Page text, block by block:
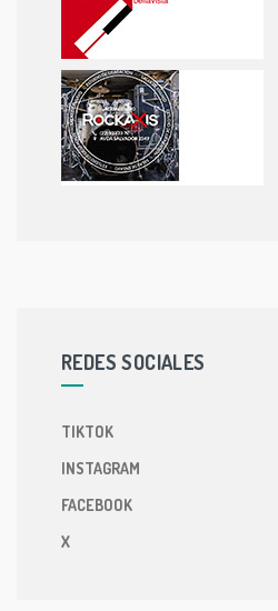
REDES SOCIALES
TIKTOK
INSTAGRAM
FACEBOOK
X